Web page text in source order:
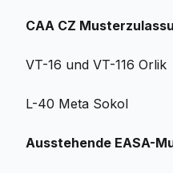
CAA CZ
VT-16 und VT-116 Orlik
L-40 Meta Sokol
Ausstehende EASA-